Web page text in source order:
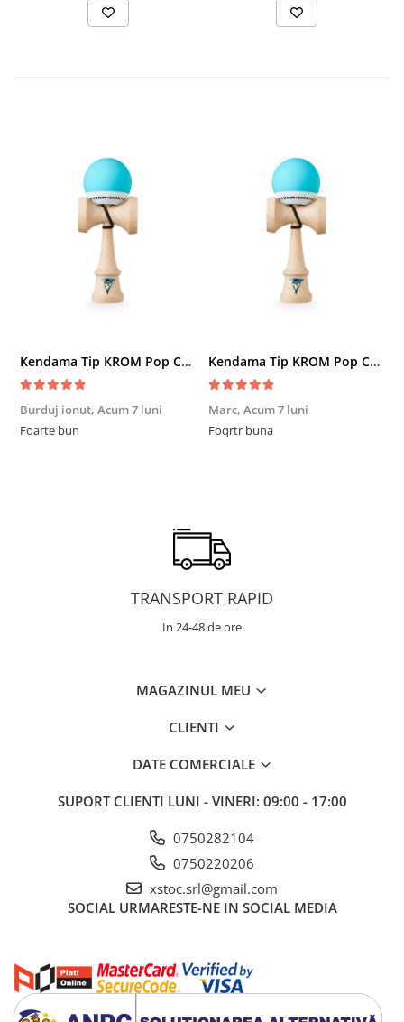
Kendama Tip KROM Pop Chrome Pop LOL Clear, Sky Blue
Burduj ionut, Acum 7 luni
Foarte bun
Kendama Tip KROM Pop Chrome Pop LOL Clear, Sky Blue
Marc, Acum 7 luni
Foqrtr buna
TRANSPORT RAPID
In 24-48 de ore
MAGAZINUL MEU
CLIENTI
DATE COMERCIALE
SUPORT CLIENTI LUNI - VINERI: 09:00 - 17:00
0750282104
0750220206
xstoc.srl@gmail.com
SOCIAL URMARESTE-NE IN SOCIAL MEDIA